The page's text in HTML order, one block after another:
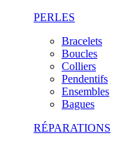
PERLES
Bracelets
Boucles
Colliers
Pendentifs
Ensembles
Bagues
RÉPARATIONS